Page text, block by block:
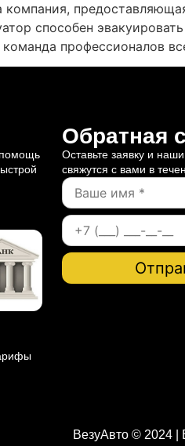
компания,
способен
профессионалов
помощь
Обратная
Оставьте заявку и
свяжутся с вами в
ВезуАвто © 2024